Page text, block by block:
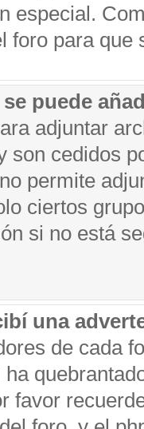
especial.
foro para que
puede
adjuntar
son cedidos
permite
ciertos
si no está
una
de cada
favor